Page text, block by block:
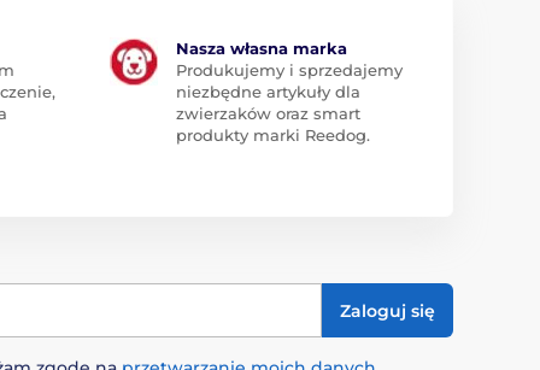
Nasza własna marka
Produkujemy i sprzedajemy
niezbędne artykuły dla
zwierzaków oraz smart
produkty marki Reedog.
Zaloguj się